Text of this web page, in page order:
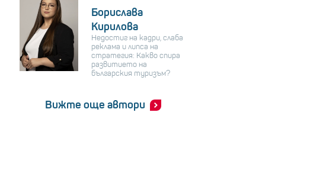
Борислава
Кирилова
Недостиг на кадри, слаба
реклама и липса на
стратегия: Какво спира
развитието на
българския туризъм?
Вижте още автори